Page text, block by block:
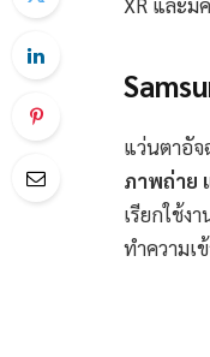
XR และมี
แว่นตาอัจ
ภาพถ่าย
เรียกใช้ง
ทำความเ